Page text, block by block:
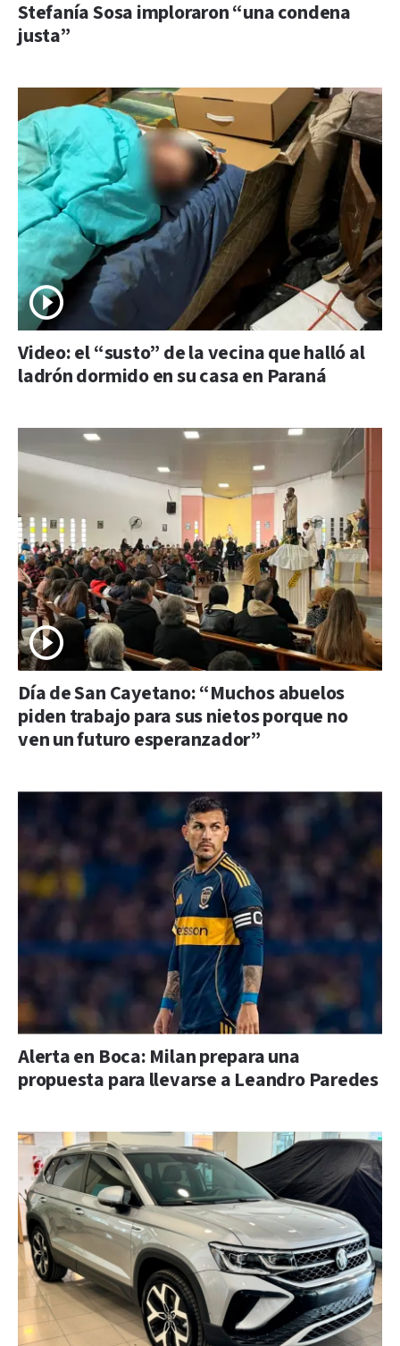
Stefanía Sosa imploraron “una condena
justa”
Video: el “susto” de la vecina que halló al
ladrón dormido en su casa en Paraná
Día de San Cayetano: “Muchos abuelos
piden trabajo para sus nietos porque no
ven un futuro esperanzador”
Alerta en Boca: Milan prepara una
propuesta para llevarse a Leandro Paredes